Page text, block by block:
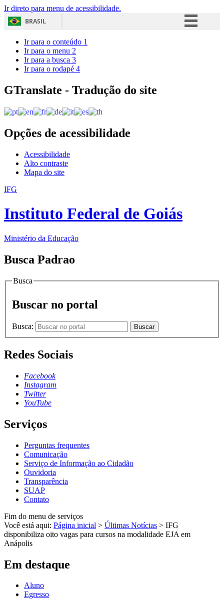
Ir direto para menu de acessibilidade.
BRASIL
Acesso à informação
Ir para o conteúdo 1
Ir para o menu 2
Ir para a busca 3
Ir para o rodapé 4
GTranslate - Tradução do site
Opções de acessibilidade
Acessibilidade
Alto contraste
Mapa do site
IFG
Instituto Federal de Goiás
Ministério da Educação
Busca Padrao
Busca
Buscar no portal
Busca: Buscar
Redes Sociais
Facebook
Instagram
Twitter
YouTube
Serviços
Perguntas frequentes
Comunicação
Serviço de Informação ao Cidadão
Ouvidoria
Transparência
SUAP
Contato
Fim do menu de serviços
Você está aqui: Página inicial > Últimas Notícias > IFG
disponibiliza oito vagas para cursos na modalidade EJA em
Anápolis
Em destaque
Aluno
Egresso